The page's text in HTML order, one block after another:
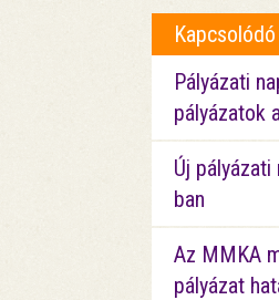
Pályázati
pályázatok
Új
ban
Az MMKA
pályázat